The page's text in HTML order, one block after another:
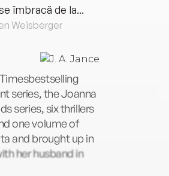
îmbracă de la...
Weisberger
series, the Joanna
series, six thrillers
one volume of
and brought up in
her husband in